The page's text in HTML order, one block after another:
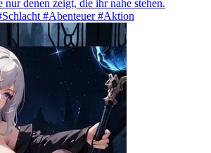
nur denen zeigt, die ihr nahe stehen.
#Abenteuer #Aktion